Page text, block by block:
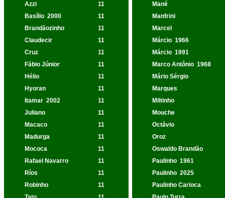
Azzi
11
Mané
Basílio 2000 11
Manfrini
Brandãozinho
11
Marcel
Claudecir
11 Márcio 1966
Cruz
11 Márcio 1991
Fábio Júnior
11 Marco Antônio 1968
Hélio
11
Mário Sérgio
Hyoran
11
Marques
Itamar 2002 11
Miltinho
Juliano
11
Mouche
Macaco
11
Octávio
Madurga
11
Oroz
Mococa
11
Oswaldo Brandão
Rafael Navarro
11 Paulinho 1961
Ríos
11 Paulinho 2025
Robinho
11
Paulinho Carioca